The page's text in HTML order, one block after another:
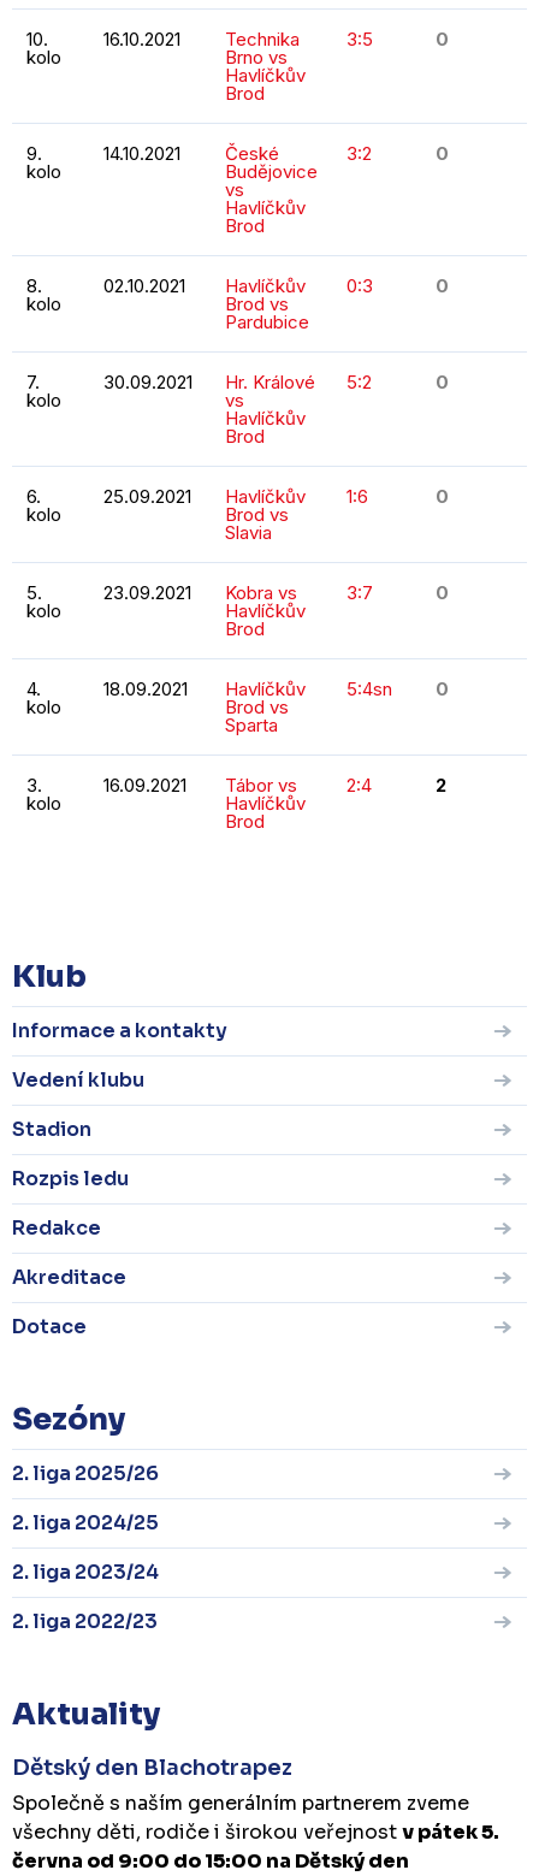
10.
kolo
16.10.2021 Technika
Brno vs
Havlíčkův
Brod
3:5 0
9.
kolo
14.10.2021 České
Budějovice
vs
Havlíčkův
Brod
3:2 0
8.
kolo
02.10.2021 Havlíčkův
Brod vs
Pardubice
0:3 0
7.
kolo
30.09.2021 Hr. Králové
vs
Havlíčkův
Brod
5:2 0
6.
kolo
25.09.2021 Havlíčkův
Brod vs
Slavia
1:6 0
5.
kolo
23.09.2021 Kobra vs
Havlíčkův
Brod
3:7 0
4.
kolo
18.09.2021 Havlíčkův
Brod vs
Sparta
5:4sn 0
3.
kolo
16.09.2021 Tábor vs
Havlíčkův
Brod
2:4 2
Klub
Informace a kontakty
Vedení klubu
Stadion
Rozpis ledu
Redakce
Akreditace
Dotace
Sezóny
2. liga 2025/26
2. liga 2024/25
2. liga 2023/24
2. liga 2022/23
Aktuality
Dětský den Blachotrapez
Společně s naším generálním partnerem zveme
všechny děti, rodiče i širokou veřejnostv pátek 5.
června od 9:00 do 15:00 na Dětský den